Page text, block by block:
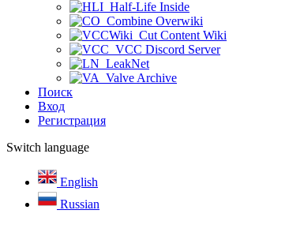
Half-Life Inside
Combine Overwiki
Cut Content Wiki
VCC Discord Server
LeakNet
Valve Archive
Поиск
Вход
Регистрация
Switch language
English
Russian